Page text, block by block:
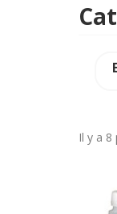
Il y a 8